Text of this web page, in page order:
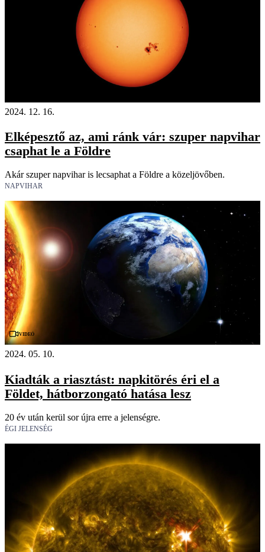
2024. 12. 16.
Elképesztő az, ami ránk vár: szuper napvihar
csaphat le a Földre
Akár szuper napvihar is lecsaphat a Földre a közeljövőben.
NAPVIHAR
Videó
2024. 05. 10.
Kiadták a riasztást: napkitörés éri el a
Földet, hátborzongató hatása lesz
20 év után kerül sor újra erre a jelenségre.
ÉGI JELENSÉG